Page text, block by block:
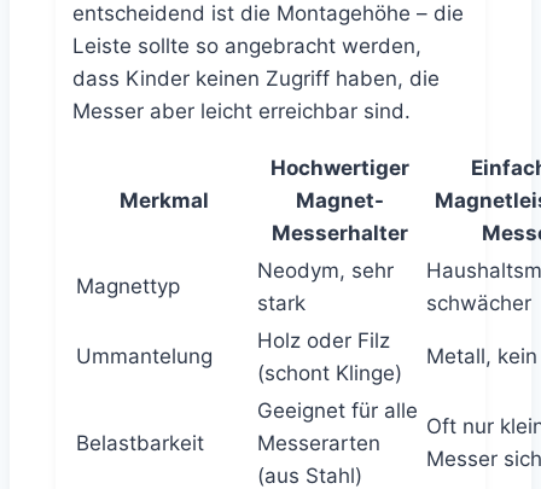
entscheidend ist die Montagehöhe – die
Leiste sollte so angebracht werden,
dass Kinder keinen Zugriff haben, die
Messer aber leicht erreichbar sind.
Merkmal
Hochwertiger
Magnet-
Messerhalter
Magnettyp
Neodym, sehr
stark
schwächer
Ummantelung
Holz oder Filz
(schont Klinge)
Metall,
Belastbarkeit
Geeignet für alle
Messerarten
(aus Stahl)
Oft nur
Messer